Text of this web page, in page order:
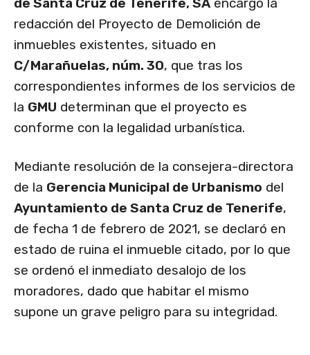
de Santa Cruz de Tenerife, SA encargó la
redacción del Proyecto de Demolición de
inmuebles existentes, situado en
C/Marañuelas, núm. 30, que tras los
correspondientes informes de los servicios de
la GMU determinan que el proyecto es
conforme con la legalidad urbanística.
Mediante resolución de la consejera-directora
de la Gerencia Municipal de Urbanismo del
Ayuntamiento de Santa Cruz de Tenerife,
de fecha 1 de febrero de 2021, se declaró en
estado de ruina el inmueble citado, por lo que
se ordenó el inmediato desalojo de los
moradores, dado que habitar el mismo
supone un grave peligro para su integridad.